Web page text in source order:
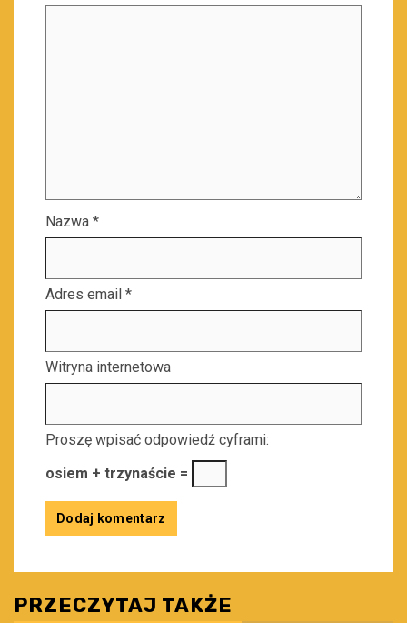
Nazwa *
Adres email *
Witryna internetowa
Proszę wpisać odpowiedź cyframi:
osiem + trzynaście =
PRZECZYTAJ TAKŻE